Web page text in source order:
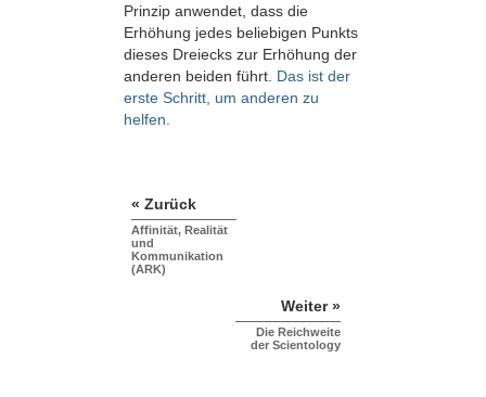
Prinzip anwendet, dass die
Erhöhung jedes beliebigen Punkts
dieses Dreiecks zur Erhöhung der
anderen beiden führt. Das ist der
erste Schritt, um anderen zu
helfen.
« Zurück
Affinität, Realität
und
Kommunikation
(ARK)
Weiter »
Die Reichweite
der Scientology